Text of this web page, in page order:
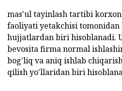
mas'ul tayinlash tartibi
faoliyati yetakchisi
hujjatlardan biri hisoblanadi.
bevosita firma normal
bog'liq va aniq ishlab
qilish yo'llaridan biri